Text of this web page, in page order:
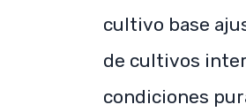
cultivo base
de cultivos
condiciones